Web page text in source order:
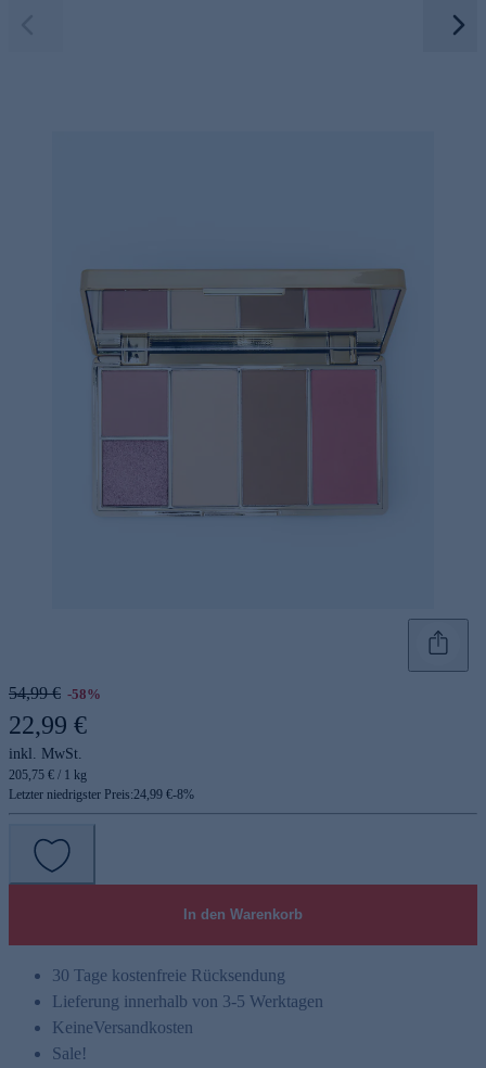
54,99 € -58%
22,99 €
inkl. MwSt.
205,75 € / 1 kg
Letzter niedrigster Preis:24,99 €-8%
In den Warenkorb
30 Tage kostenfreie Rücksendung
Lieferung innerhalb von 3-5 Werktagen
KeineVersandkosten
Sale!